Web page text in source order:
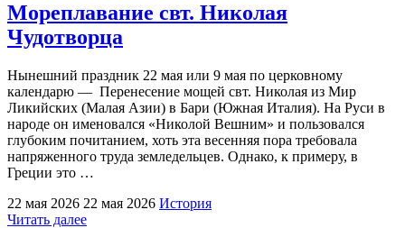
«Губернский
разгуляй»"
Мореплавание свт. Николая
Чудотворца
Нынешний праздник 22 мая или 9 мая по церковному
календарю — Перенесение мощей свт. Николая из Мир
Ликийских (Малая Азии) в Бари (Южная Италия). На Руси в
народе он именовался «Николой Вешним» и пользовался
глубоким почитанием, хоть эта весенняя пора требовала
напряженного труда земледельцев. Однако, к примеру, в
Греции это …
22 мая 2026 22 мая 2026 История
Читать далее"Мореплавание